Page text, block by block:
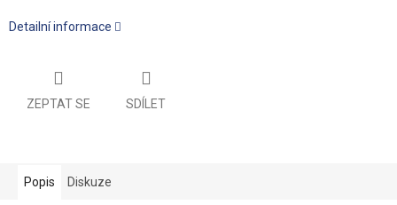
Detailní informace
ZEPTAT SE SDÍLET
Popis Diskuze